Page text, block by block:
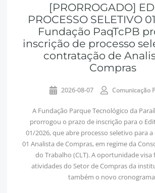
[PRORROGADO]
PROCESSO SELETIVO
Fundação PaqTcPB
inscrição de processo
contratação de
Compras
2026-08-07 Comunicação
A Fundação Parque Tecnológico da
prorrogou o prazo de inscrição para o
01/2026, que abre processo seletivo para
01 Analista de Compras, em regime da
do Trabalho (CLT). A oportunidade visa
atividades do Setor de Compras da
também o novo